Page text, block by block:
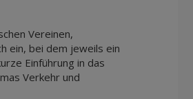
Vereinen,
ein, bei dem jeweils ein
Einführung in das
Verkehr und